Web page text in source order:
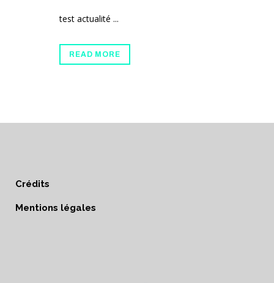
test actualité ...
READ MORE
Crédits
Mentions légales